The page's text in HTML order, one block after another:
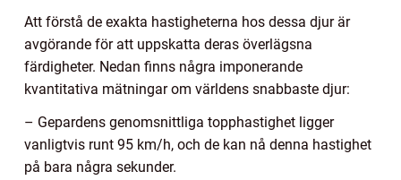
Att förstå de exakta hastigheterna hos dessa djur är
avgörande för att uppskatta deras överlägsna
färdigheter. Nedan finns några imponerande
kvantitativa mätningar om världens snabbaste djur:
– Gepardens genomsnittliga topphastighet ligger
vanligtvis runt 95 km/h, och de kan nå denna hastighet
på bara några sekunder.